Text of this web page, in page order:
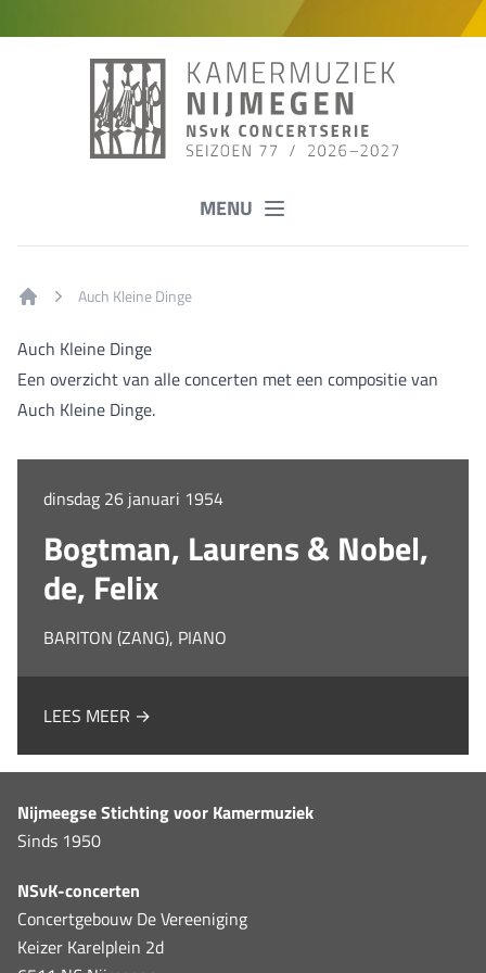
MENU
Auch Kleine Dinge
Auch Kleine Dinge
Een overzicht van alle concerten met een compositie van
Auch Kleine Dinge.
dinsdag 26 januari 1954
Bogtman, Laurens & Nobel,
de, Felix
BARITON (ZANG), PIANO
LEES MEER →
Nijmeegse Stichting voor Kamermuziek
Sinds 1950
NSvK-concerten
Concertgebouw De Vereeniging
Keizer Karelplein 2d